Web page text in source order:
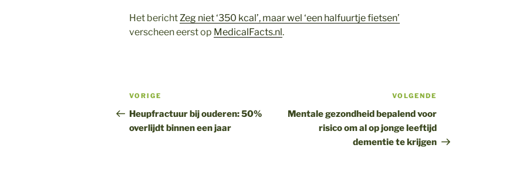
Het berichtZeg niet ‘350 kcal’, maar wel ‘een halfuurtje fietsen’
verscheen eerst op MedicalFacts.nl.
Bericht
navigatie
Vorig
bericht
VORIGE
Heupfractuur bij ouderen: 50%
overlijdt binnen een jaar
bericht
VOLGENDE
Mentale gezondheid bepalend voor
risico om al op jonge leeftijd
dementie te krijgen